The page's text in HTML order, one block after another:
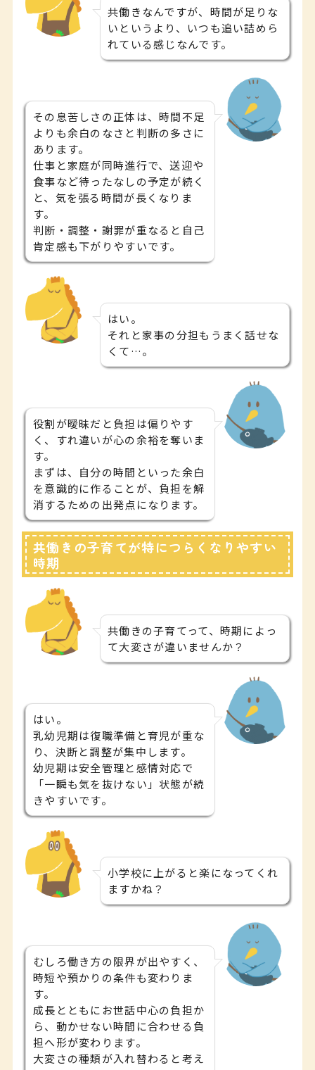
共働きなんですが、時間が足りな
いというより、いつも追い詰めら
れている感じなんです。
その息苦しさの正体は、時間不足
よりも余白のなさと判断の多さに
あります。
仕事と家庭が同時進行で、送迎や
食事など待ったなしの予定が続く
と、気を張る時間が長くなりま
す。
判断・調整・謝罪が重なると自己
肯定感も下がりやすいです。
はい。
それと家事の分担もうまく話せな
くて…。
役割が曖昧だと負担は偏りやす
く、すれ違いが心の余裕を奪いま
す。
まずは、自分の時間といった余白
を意識的に作ることが、負担を解
消するための出発点になります。
共働きの子育てが特につらくなりやすい
時期
共働きの子育てって、時期によっ
て大変さが違いませんか？
はい。
乳幼児期は復職準備と育児が重な
り、決断と調整が集中します。
幼児期は安全管理と感情対応で
「一瞬も気を抜けない」状態が続
きやすいです。
小学校に上がると楽になってくれ
ますかね？
むしろ働き方の限界が出やすく、
時短や預かりの条件も変わりま
す。
成長とともにお世話中心の負担か
ら、動かせない時間に合わせる負
担へ形が変わります。
大変さの種類が入れ替わると考え